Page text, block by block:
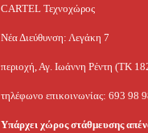
CARTEL Τεχνοχώρος
Νέα Διεύθυνση: Λεγάκη 7
περιοχή, Αγ. Ιωάννη Ρέντη (ΤΚ
τηλέφωνο επικοινωνίας: 693 98
Υπάρχει χώρος στάθμευσης